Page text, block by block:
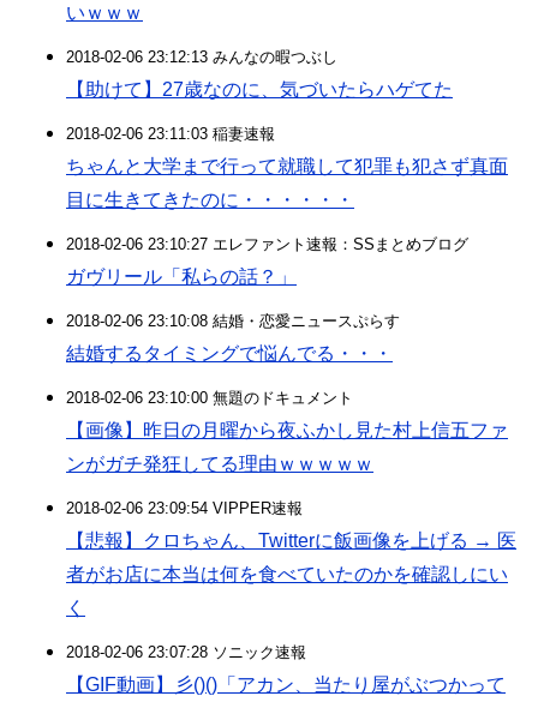
いｗｗｗ
2018-02-06 23:12:13 みんなの暇つぶし
【助けて】27歳なのに、気づいたらハゲてた
2018-02-06 23:11:03 稲妻速報
ちゃんと大学まで行って就職して犯罪も犯さず真面
目に生きてきたのに・・・・・・
2018-02-06 23:10:27 エレファント速報：SSまとめブログ
ガヴリール「私らの話？」
2018-02-06 23:10:08 結婚・恋愛ニュースぷらす
結婚するタイミングで悩んでる・・・
2018-02-06 23:10:00 無題のドキュメント
【画像】昨日の月曜から夜ふかし見た村上信五ファ
ンがガチ発狂してる理由ｗｗｗｗｗ
2018-02-06 23:09:54 VIPPER速報
【悲報】クロちゃん、Twitterに飯画像を上げる → 医
者がお店に本当は何を食べていたのかを確認しにい
く
2018-02-06 23:07:28 ソニック速報
【GIF動画】彡()()「アカン、当たり屋がぶつかって